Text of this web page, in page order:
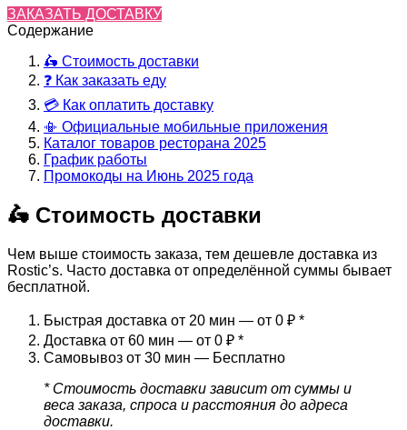
ЗАКАЗАТЬ ДОСТАВКУ
Содержание
🛵 Стоимость доставки
❓ Как заказать еду
💳 Как оплатить доставку
📳 Официальные мобильные приложения
Каталог товаров ресторана 2025
График работы
Промокоды на Июнь 2025 года
🛵 Стоимость доставки
Чем выше стоимость заказа, тем дешевле доставка из
Rostic’s. Часто доставка от определённой суммы бывает
бесплатной.
Быстрая доставка от 20 мин — от 0 ₽ *
Доставка от 60 мин — от 0 ₽ *
Самовывоз от 30 мин — Бесплатно
* Стоимость доставки зависит от суммы и
веса заказа, спроса и расстояния до адреса
доставки.